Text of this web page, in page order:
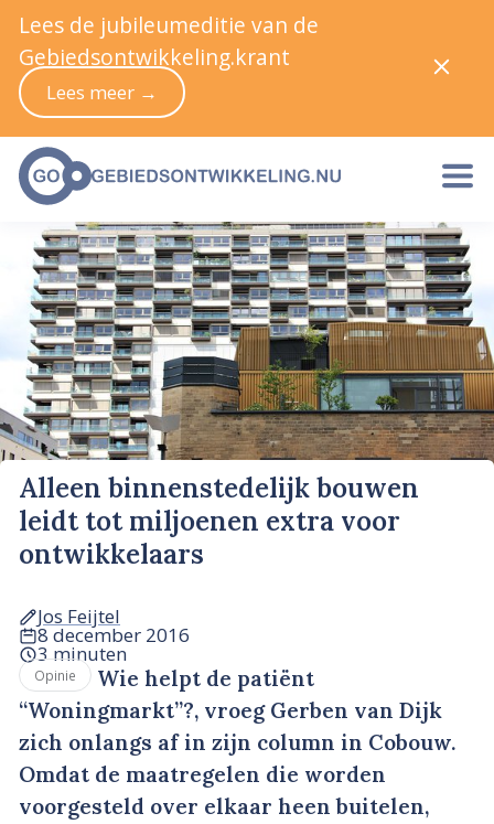
Alleen binnenstedelijk bouwen
leidt tot miljoenen extra voor
ontwikkelaars
Jos Feijtel
8 december 2016
3 minuten
Opinie
Wie helpt de patiënt
“Woningmarkt”?, vroeg Gerben van Dijk
zich onlangs af in zijn column in Cobouw.
Omdat de maatregelen die worden
voorgesteld over elkaar heen buitelen,
Lees de jubileumeditie van de
Gebiedsontwikkeling.krant
Lees meer →